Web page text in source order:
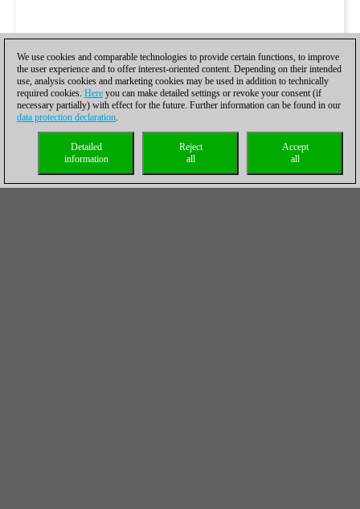
We use cookies and comparable technologies to provide certain functions, to improve
the user experience and to offer interest-oriented content. Depending on their intended
use, analysis cookies and marketing cookies may be used in addition to technically
required cookies. Here you can make detailed settings or revoke your consent (if
necessary partially) with effect for the future. Further information can be found in our
data protection declaration.
Accept
all
Reject
all
Detailed
information